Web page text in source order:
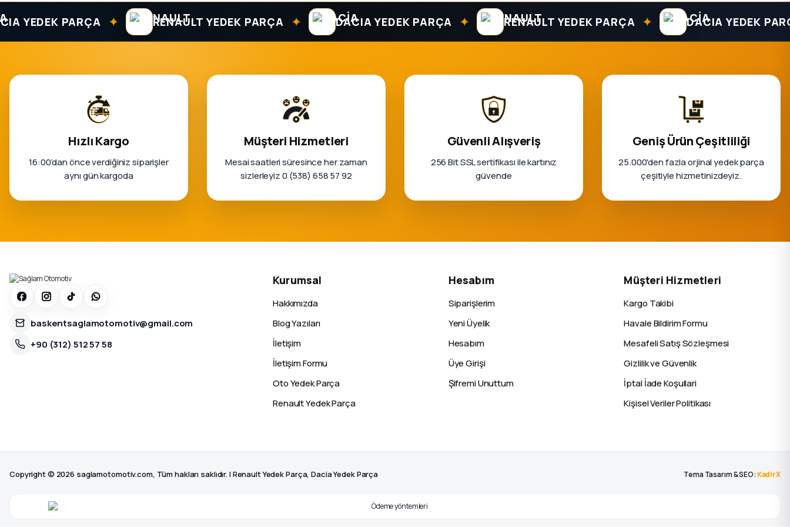
PARÇA ✦ RENAULT YEDEK PARÇA ✦ DACIA YEDEK PARÇA ✦ RENAULT YEDEK PARÇA ✦ DACIA YEDEK PARÇA
Hızlı Kargo
16:00’dan önce verdiğiniz siparişler
aynı gün kargoda
Müşteri Hizmetleri
Mesai saatleri süresince her zaman
sizlerleyiz 0 (538) 658 57 92
Güvenli Alışveriş
256 Bit SSL sertifikası ile kartınız
güvende
Geniş Ürün Çeşitliliği
25.000'den fazla orjinal yedek parça
çeşitiyle hizmetinizdeyiz.
baskentsaglamotomotiv@gmail.com
+90 (312) 512 57 58
Kurumsal
Hakkımızda
Blog Yazıları
İletişim
İletişim Formu
Oto Yedek Parça
Renault Yedek Parça
Hesabım
Siparişlerim
Yeni Üyelik
Hesabım
Üye Girişi
Şifremi Unuttum
Müşteri Hizmetleri
Kargo Takibi
Havale Bildirim Formu
Mesafeli Satış Sözleşmesi
Gizlilik ve Güvenlik
İptal İade Koşullari
Kişisel Veriler Politikası
Copyright © 2026 saglamotomotiv.com, Tüm hakları saklıdır. | Renault Yedek Parça, Dacia Yedek Parça Tema Tasarım & SEO: KadirX